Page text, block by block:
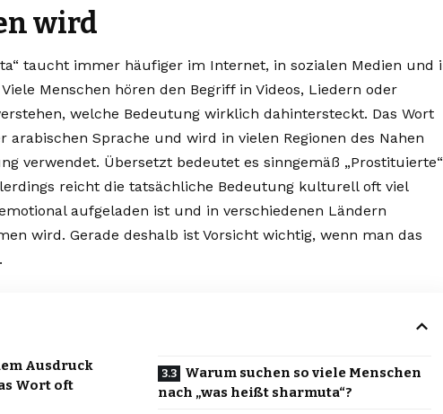
wird
taucht immer häufiger im Internet, in sozialen Medien und
Menschen hören den Begriff in Videos, Liedern oder
welche Bedeutung wirklich dahintersteckt. Das Wort
Sprache und wird in vielen Regionen des Nahen
verwendet. Übersetzt bedeutet es sinngemäß „Prostituierte“
reicht die tatsächliche Bedeutung kulturell oft viel
aufgeladen ist und in verschiedenen Ländern
wird. Gerade deshalb ist Vorsicht wichtig, wenn man das
Ausdruck
Wort oft
Warum suchen so viele Menschen
nach „was heißt sharmuta“?